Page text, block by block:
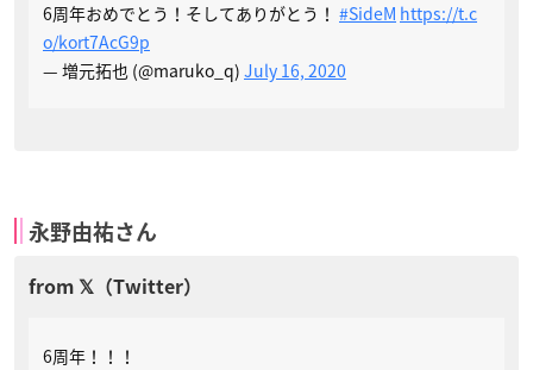
6周年おめでとう！そしてありがとう！ #SideM https://t.c
o/kort7AcG9p
— 増元拓也 (@maruko_q) July 16, 2020
永野由祐さん
6周年！！！